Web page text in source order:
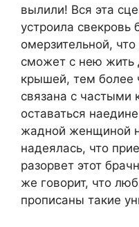
вылили! Вся эта
устроила свекровь
омерзительной,
сможет с нею жить
крышей, тем более
связана с частыми
оставаться
жадной женщиной
надеялась, что
разорвет этот
же говорит, что
прописаны такие